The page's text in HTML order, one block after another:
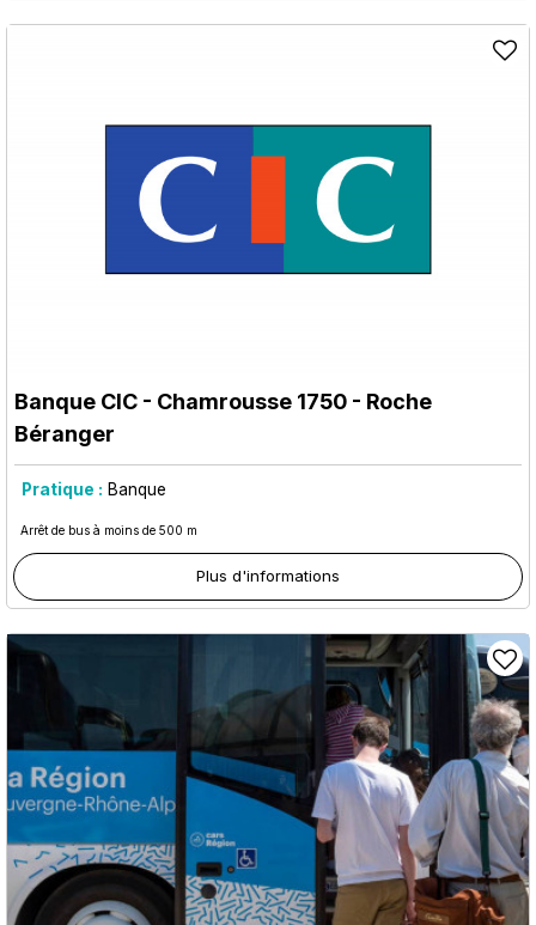
Banque CIC - Chamrousse 1750 - Roche
Béranger
Pratique : Banque
Arrêt de bus à moins de 500 m
Plus d'informations